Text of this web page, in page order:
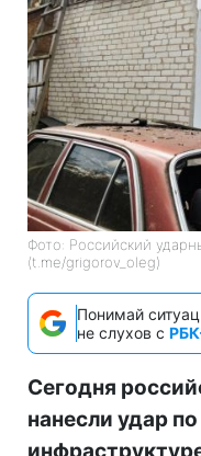
Фото: Российский
(t.me/grigorov_oleg)
Понимай
не слухов с
Сегодня
нанесли удар